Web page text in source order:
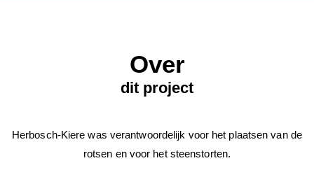
Over
dit project
Herbosch-Kiere was verantwoordelijk voor het plaatsen van de
rotsen en voor het steenstorten.